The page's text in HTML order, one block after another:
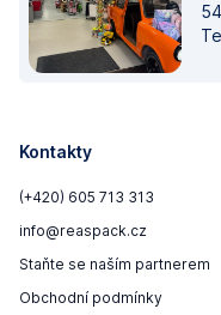
Kontakty
(+420) 605 713 313
info@reaspack.cz
Staňte se naším partnerem
Obchodní podmínky